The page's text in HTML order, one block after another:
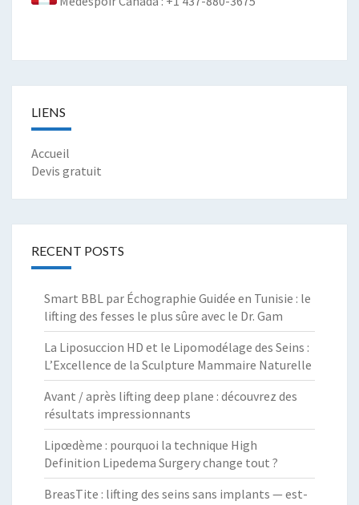
LIENS
Accueil
Devis gratuit
RECENT POSTS
Smart BBL par Échographie Guidée en Tunisie : le
lifting des fesses le plus sûre avec le Dr. Gam
La Liposuccion HD et le Lipomodélage des Seins :
L’Excellence de la Sculpture Mammaire Naturelle
Avant / après lifting deep plane : découvrez des
résultats impressionnants
Lipœdème : pourquoi la technique High
Definition Lipedema Surgery change tout ?
BreasTite : lifting des seins sans implants — est-